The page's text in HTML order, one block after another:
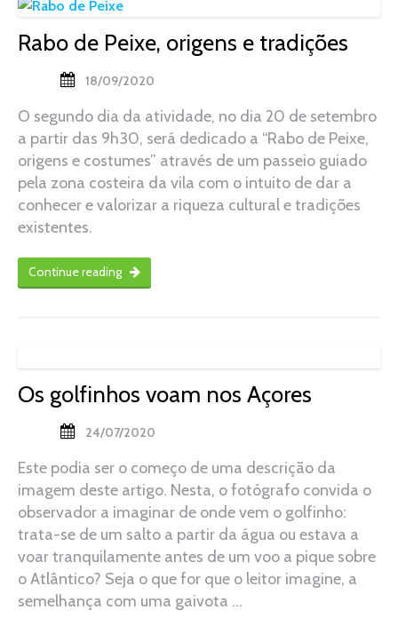
Rabo de Peixe, origens e tradições
18/09/2020
O segundo dia da atividade, no dia 20 de setembro
a partir das 9h30, será dedicado a “Rabo de Peixe,
origens e costumes” através de um passeio guiado
pela zona costeira da vila com o intuito de dar a
conhecer e valorizar a riqueza cultural e tradições
existentes.
Continue reading
Os golfinhos voam nos Açores
24/07/2020
Este podia ser o começo de uma descrição da
imagem deste artigo. Nesta, o fotógrafo convida o
observador a imaginar de onde vem o golfinho:
trata-se de um salto a partir da água ou estava a
voar tranquilamente antes de um voo a pique sobre
o Atlântico? Seja o que for que o leitor imagine, a
semelhança com uma gaivota …